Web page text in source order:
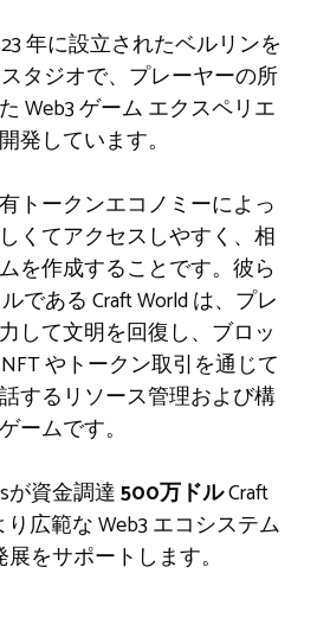
年に設立されたベルリンを
タジオで、プレーヤーの所
Web3 ゲーム エクスペリエ
発しています。
トークンエコノミーによっ
くてアクセスしやすく、相
を作成することです。彼ら
である Craft World は、プレ
して文明を回復し、ブロッ
やトークン取引を通じて
するリソース管理および構
ームです。
が資金調達500万ドルCraft
広範な Web3 エコシステム
をサポートします。